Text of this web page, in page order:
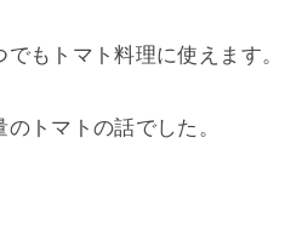
でもトマト料理に使えます。
トマトの話でした。